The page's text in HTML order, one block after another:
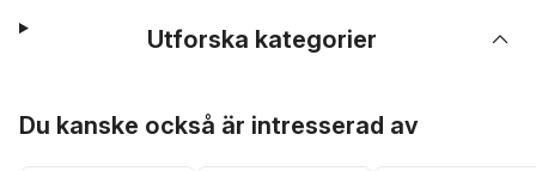
Utforska kategorier
Du kanske också är intresserad av